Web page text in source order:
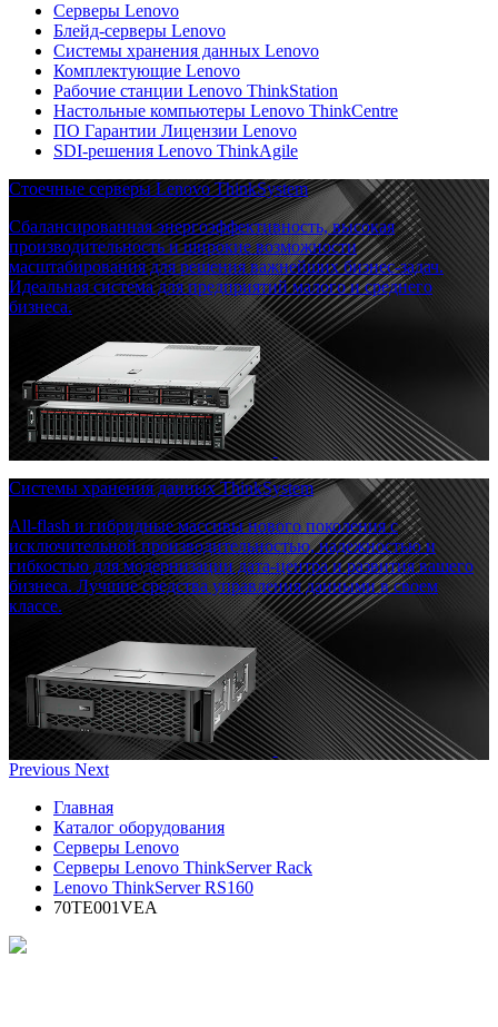
Серверы Lenovo
Блейд-серверы Lenovo
Системы хранения данных Lenovo
Комплектующие Lenovo
Рабочие станции Lenovo ThinkStation
Настольные компьютеры Lenovo ThinkCentre
ПО Гарантии Лицензии Lenovo
SDI-решения Lenovo ThinkAgile
Стоечные серверы Lenovo ThinkSystem
Сбалансированная энергоэффективность, высокая
производительность и широкие возможности
масштабирования для решения важнейших бизнес-задач.
Идеальная система для предприятий малого и среднего
бизнеса.
Системы хранения данных ThinkSystem
All-flash и гибридные массивы нового поколения с
исключительной производительностью, надежностью и
гибкостью для модернизации дата-центра и развития вашего
бизнеса. Лучшие средства управления данными в своем
классе.
Previous Next
Главная
Каталог оборудования
Серверы Lenovo
Серверы Lenovo ThinkServer Rack
Lenovo ThinkServer RS160
70TE001VEA